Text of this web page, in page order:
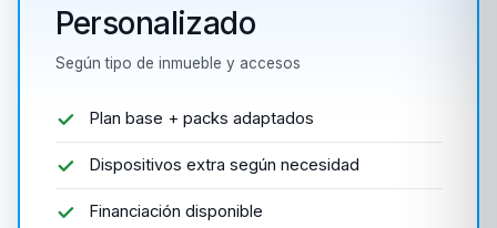
Personalizado
Según tipo de inmueble y accesos
Plan base + packs adaptados
Dispositivos extra según necesidad
Financiación disponible